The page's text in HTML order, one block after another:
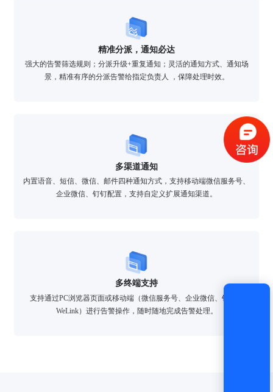
精准分派，通知必达
强大的告警筛选规则；分派升级+重复通知；灵活的通知方式、通知场
景，精准有序的分派告警给指定负责人 ，保障处理时效。
多渠道通知
内置语音、短信、微信、邮件四种通知方式，支持移动端微信服务号、
企业微信、钉钉配置，支持自定义扩展通知渠道。
多终端支持
支持通过PC浏览器页面或移动端（微信服务号、企业微信、钉钉、
WeLink）进行告警操作，随时随地完成告警处理。
验证码登录 密码登录
获取验证码
登录